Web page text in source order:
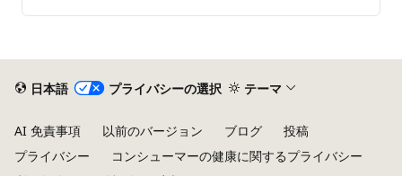
は
あ
り
せ
日本語 プライバシーの選択 テーマ
AI 免責事項 以前のバージョン ブログ
投稿
プライバシー
コンシューマーの健康に関するプライバシー